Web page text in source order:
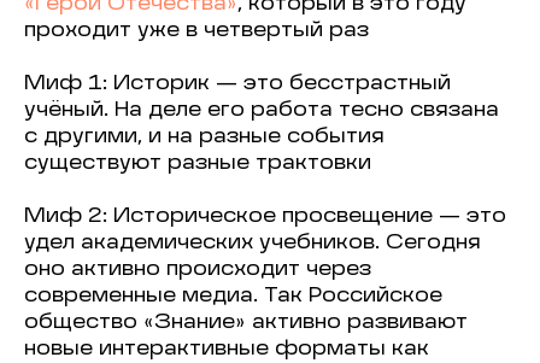
«Герои Отечества», который в это году
проходит уже в четвертый раз
Миф 1: Историк — это бесстрастный
учёный. На деле его работа тесно связана
с другими, и на разные события
существуют разные трактовки
Миф 2: Историческое просвещение — это
удел академических учебников. Сегодня
оно активно происходит через
современные медиа. Так Российское
общество «Знание» активно развивают
новые интерактивные форматы как